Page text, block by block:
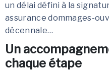
un délai défini à la
assurance dommages-
décennale…
Un
chaque étape